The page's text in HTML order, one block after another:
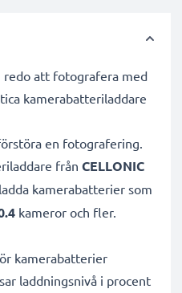
redo att fotografera med
kamerabatteriladdare
en fotografering.
från CELLONIC
kamerabatterier som
kameror och fler.
kamerabatterier
laddningsnivå i procent